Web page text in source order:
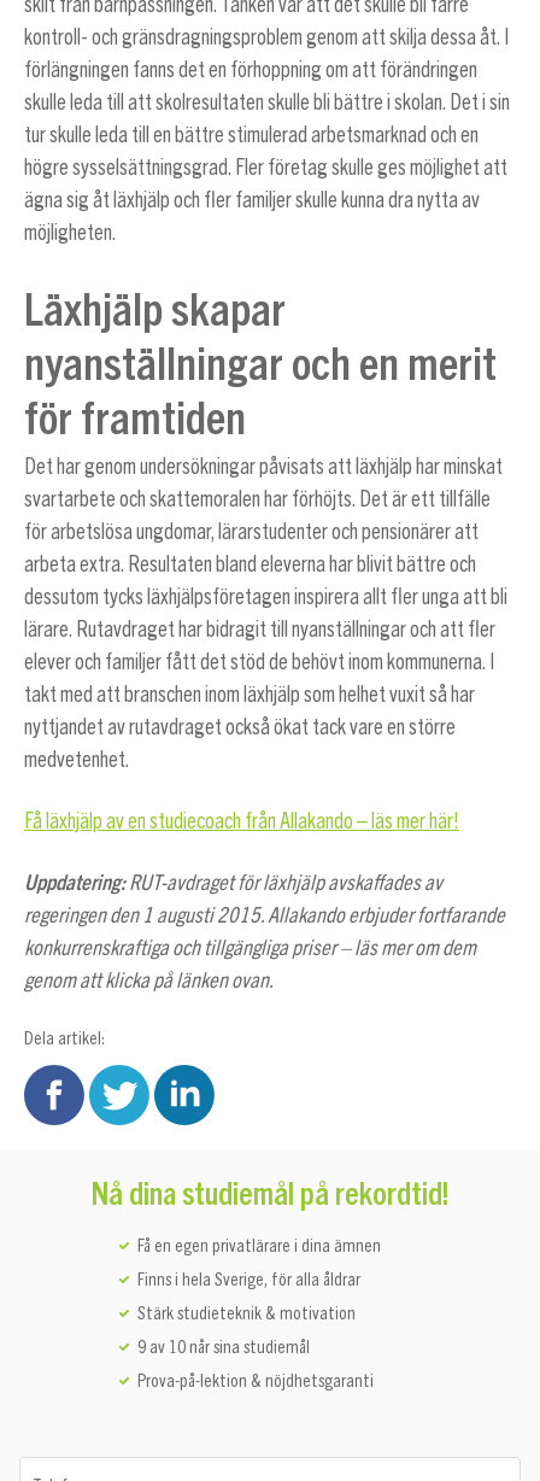
skilt från barnpassningen. Tanken var att det skulle bli färre
kontroll- och gränsdragningsproblem genom att skilja dessa åt. I
förlängningen fanns det en förhoppning om att förändringen
skulle leda till att skolresultaten skulle bli bättre i skolan. Det i sin
tur skulle leda till en bättre stimulerad arbetsmarknad och en
högre sysselsättningsgrad. Fler företag skulle ges möjlighet att
ägna sig åt läxhjälp och fler familjer skulle kunna dra nytta av
möjligheten.
Läxhjälp skapar
nyanställningar och en merit
för framtiden
Det har genom undersökningar påvisats att läxhjälp har minskat
svartarbete och skattemoralen har förhöjts. Det är ett tillfälle
för arbetslösa ungdomar, lärarstudenter och pensionärer att
arbeta extra. Resultaten bland eleverna har blivit bättre och
dessutom tycks läxhjälpsföretagen inspirera allt fler unga att bli
lärare. Rutavdraget har bidragit till nyanställningar och att fler
elever och familjer fått det stöd de behövt inom kommunerna. I
takt med att branschen inom läxhjälp som helhet vuxit så har
nyttjandet av rutavdraget också ökat tack vare en större
medvetenhet.
Få läxhjälp av en studiecoach från Allakando – läs mer här!
Uppdatering:RUT-avdraget för läxhjälp avskaffades av
regeringen den 1 augusti 2015. Allakando erbjuder fortfarande
konkurrenskraftiga och tillgängliga priser – läs mer om dem
genom att klicka på länken ovan.
Dela artikel:
Nå dina studiemål på rekordtid!
Få en egen privatlärare i dina ämnen
Finns i hela Sverige, för alla åldrar
Stärk studieteknik & motivation
9 av 10 når sina studiemål
Prova-på-lektion & nöjdhetsgaranti